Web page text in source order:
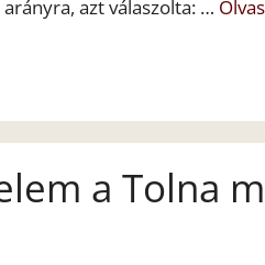
azt válaszolta: …
a Tolna